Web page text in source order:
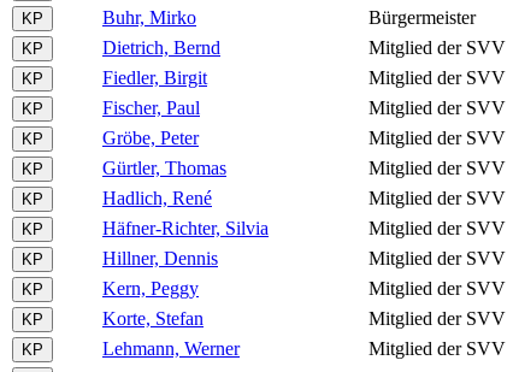
Buhr, Mirko
Bürgermeister
Dietrich, Bernd
Mitglied der SVV
Fiedler, Birgit
Mitglied der SVV
Fischer, Paul
Mitglied der SVV
Gröbe, Peter
Mitglied der SVV
Gürtler, Thomas
Mitglied der SVV
Hadlich, René
Mitglied der SVV
Häfner-Richter, Silvia
Mitglied der SVV
Hillner, Dennis
Mitglied der SVV
Kern, Peggy
Mitglied der SVV
Korte, Stefan
Mitglied der SVV
Lehmann, Werner
Mitglied der SVV